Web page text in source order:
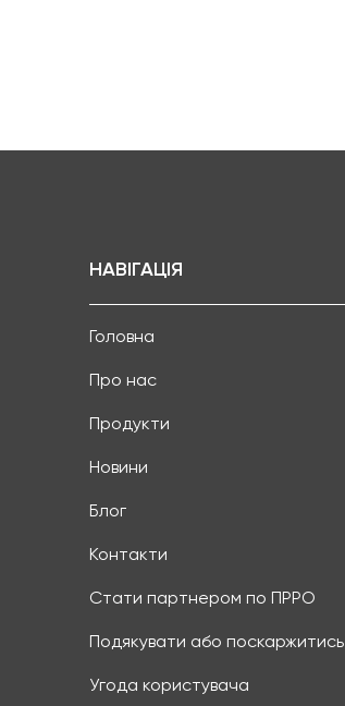
НАВІГАЦІЯ
Головна
Про нас
Продукти
Новини
Блог
Контакти
Стати партнером по ПРРО
Подякувати або поскаржитись
Угода користувача